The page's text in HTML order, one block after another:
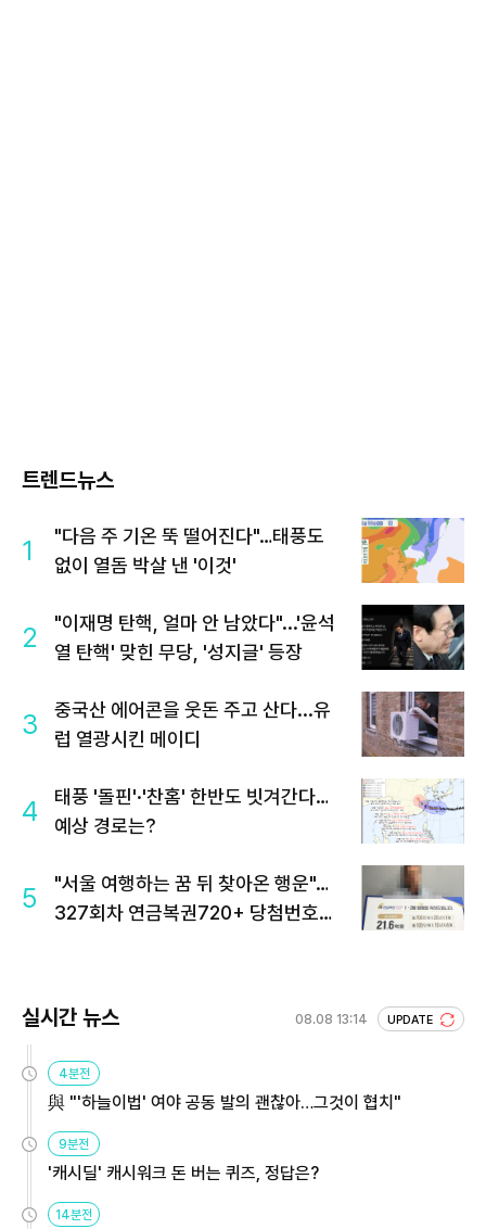
트렌드뉴스
1
"다음 주 기온 뚝 떨어진다"…태풍도
없이 열돔 박살 낸 '이것'
2
"이재명 탄핵, 얼마 안 남았다"...'윤석
열 탄핵' 맞힌 무당, '성지글' 등장
3
중국산 에어콘을 웃돈 주고 산다...유
럽 열광시킨 메이디
4
태풍 '돌핀'·'찬홈' 한반도 빗겨간다…
예상 경로는?
5
"서울 여행하는 꿈 뒤 찾아온 행운"…
327회차 연금복권720+ 당첨번호조
실시간 뉴스 08.08 13:14 UPDATE
4분전
與 "'하늘이법' 여야 공동 발의 괜찮아…그것이 협치"
9분전
'캐시딜' 캐시워크 돈 버는 퀴즈, 정답은?
14분전